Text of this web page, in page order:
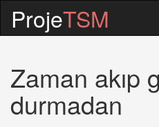
ProjeTSM
Zaman akıp
durmadan